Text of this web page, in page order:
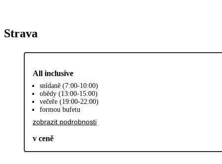
Strava
All inclusive
snídaně (7:00-10:00)
obědy (13:00-15:00)
večeře (19:00-22:00)
formou bufetu
zobrazit podrobnosti
v ceně